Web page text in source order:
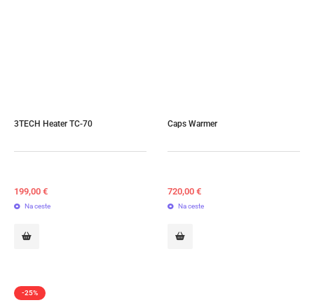
3TECH Heater TC-70
199,00 €
Na ceste
Caps Warmer
720,00 €
Na ceste
-25%